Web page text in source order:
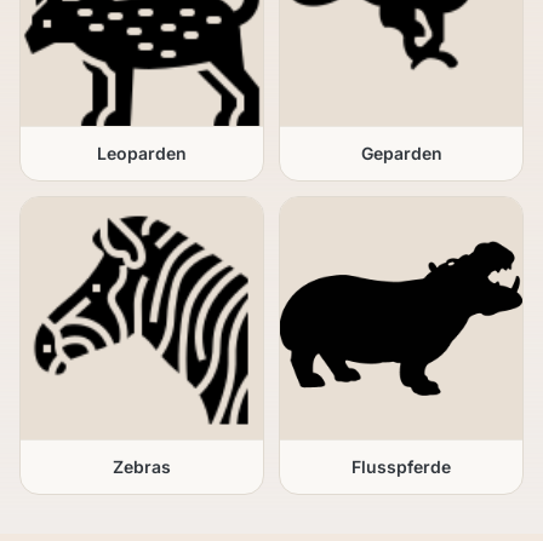
Leoparden Geparden
Zebras Flusspferde